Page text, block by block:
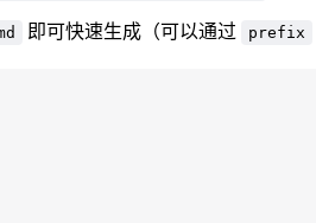
即可快速生成（可以通过 prefix